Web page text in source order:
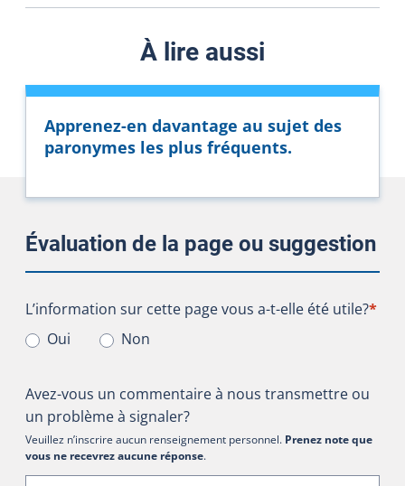
À lire aussi
Apprenez-en davantage au sujet des
paronymes les plus fréquents.
Évaluation de la page ou suggestion
L’information sur cette page vous a-t-elle été utile?
L’information sur cette page vous a-t-elle été utile?*
Oui
Non
Avez-vous un commentaire à nous transmettre ou
un problème à signaler?
Veuillez n’inscrire aucun renseignement personnel. Prenez note que
vous ne recevrez aucune réponse.